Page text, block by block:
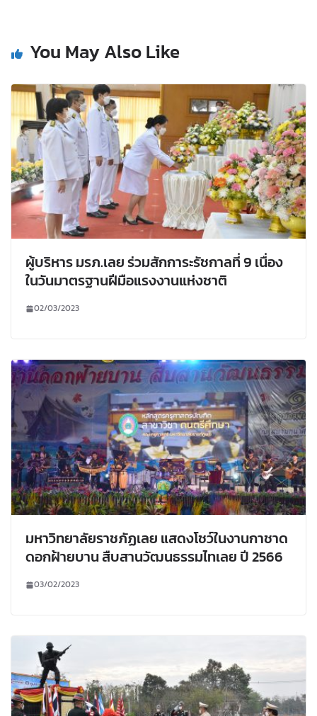
You May Also Like
ผู้บริหาร มรภ.เลย ร่วมสักการะรัชกาลที่ 9 เนื่อง
ในวันมาตรฐานฝีมือแรงงานแห่งชาติ
02/03/2023
มหาวิทยาลัยราชภัฏเลย แสดงโชว์ในงานกาชาด
ดอกฝ้ายบาน สืบสานวัฒนธรรมไทเลย ปี 2566
03/02/2023